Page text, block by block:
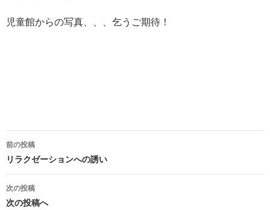
児童館からの写真、、、乞うご期待！
投
稿
ナ
前の投稿
リラクゼーションへの誘い
次の投稿
次の投稿へ